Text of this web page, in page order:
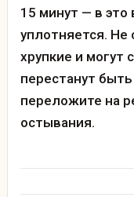
15 минут — в это
уплотняется. Не
хрупкие и могут
перестанут
переложите на
остывания.